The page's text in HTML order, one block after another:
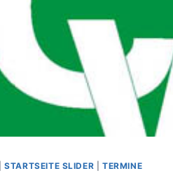
|STARTSEITE SLIDER |TERMINE